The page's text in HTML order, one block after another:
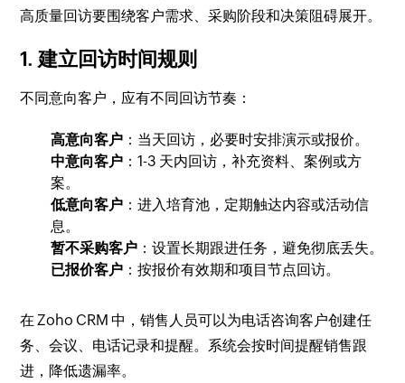
高质量回访要围绕客户需求、采购阶段和决策阻碍展开。
1. 建立回访时间规则
不同意向客户，应有不同回访节奏：
高意向客户 ：当天回访，必要时安排演示或报价。
中意向客户 ：1-3 天内回访，补充资料、案例或方
案。
低意向客户 ：进入培育池，定期触达内容或活动信
息。
暂不采购客户 ：设置长期跟进任务，避免彻底丢失。
已报价客户 ：按报价有效期和项目节点回访。
在 Zoho CRM 中，销售人员可以为电话咨询客户创建任
务、会议、电话记录和提醒。系统会按时间提醒销售跟
进，降低遗漏率。